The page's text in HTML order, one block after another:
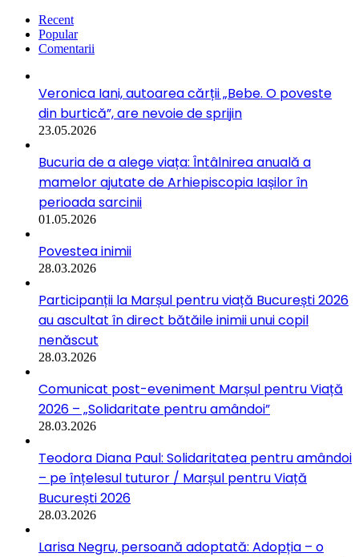
Recent
Popular
Comentarii
Veronica Iani, autoarea cărții „Bebe. O poveste
din burtică”, are nevoie de sprijin
23.05.2026
Bucuria de a alege viața: Întâlnirea anuală a
mamelor ajutate de Arhiepiscopia Iașilor în
perioada sarcinii
01.05.2026
Povestea inimii
28.03.2026
Participanții la Marșul pentru viață București 2026
au ascultat în direct bătăile inimii unui copil
nenăscut
28.03.2026
Comunicat post-eveniment Marșul pentru Viață
2026 – „Solidaritate pentru amândoi”
28.03.2026
Teodora Diana Paul: Solidaritatea pentru amândoi
– pe înțelesul tuturor / Marșul pentru Viață
București 2026
28.03.2026
Larisa Negru, persoană adoptată: Adopția – o